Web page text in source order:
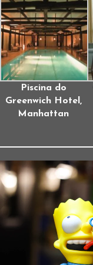
Piscina do
Greenwich Hotel,
Manhattan